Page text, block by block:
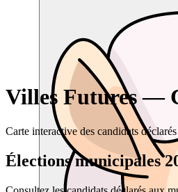
Villes Futures —
Carte interactive des candidats
Élections municipales